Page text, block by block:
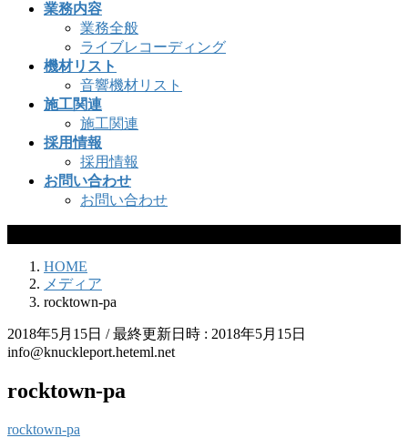
業務内容
業務全般
ライブレコーディング
機材リスト
音響機材リスト
施工関連
施工関連
採用情報
採用情報
お問い合わせ
お問い合わせ
HOME
メディア
rocktown-pa
2018年5月15日 / 最終更新日時 : 2018年5月15日
info@knuckleport.heteml.net
rocktown-pa
rocktown-pa